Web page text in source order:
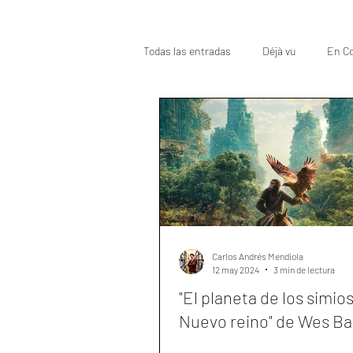
Todas las entradas Déjà vu En
Oscar Top
"El planeta de los
Nuevo reino" de Wes
Carlos Andrés Mendiola
12 may 2024
3 min de lectura